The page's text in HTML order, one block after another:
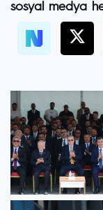
sosyal medya